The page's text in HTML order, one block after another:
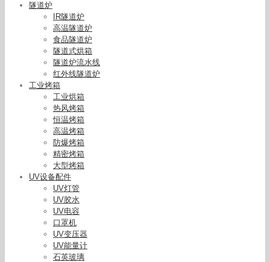
隧道炉
IR隧道炉
高温隧道炉
食品隧道炉
隧道式烘箱
隧道炉流水线
红外线隧道炉
工业烤箱
工业烘箱
热风烤箱
恒温烤箱
高温烤箱
防爆烤箱
精密烤箱
大型烤箱
UV设备配件
UV灯管
UV胶水
UV电容
口罩机
UV变压器
UV能量计
石英玻璃